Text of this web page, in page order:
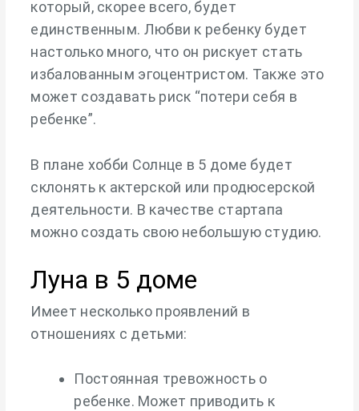
который, скорее всего, будет
единственным. Любви к ребенку будет
настолько много, что он рискует стать
избалованным эгоцентристом. Также это
может создавать риск “потери себя в
ребенке”.
В плане хобби Солнце в 5 доме будет
склонять к актерской или продюсерской
деятельности. В качестве стартапа
можно создать свою небольшую студию.
Луна в 5 доме
Имеет несколько проявлений в
отношениях с детьми:
Постоянная тревожность о
ребенке. Может приводить к